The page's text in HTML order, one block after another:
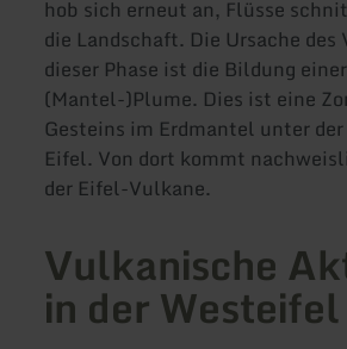
hob sich erneut an, Flüsse
die Landschaft. Die Ursache
dieser Phase ist die Bildung
(Mantel-)Plume. Dies ist eine
Gesteins im Erdmantel unter
Eifel. Von dort kommt
der Eifel-Vulkane.
Vulkanische
in der Westeifel